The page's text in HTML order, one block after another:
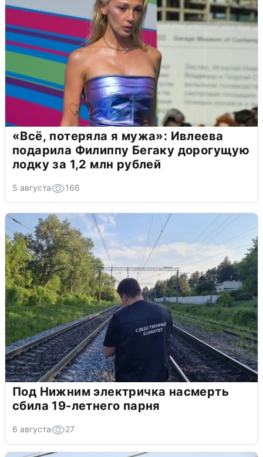
«Всё, потеряла я мужа»: Ивлеева
подарила Филиппу Бегаку дорогущую
лодку за 1,2 млн рублей
5 августа 166
Под Нижним электричка насмерть
сбила 19-летнего парня
6 августа 27